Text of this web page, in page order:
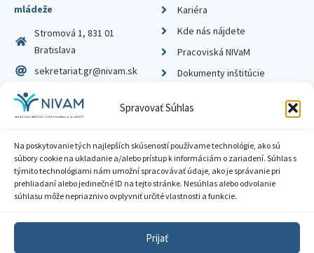
Spravovať Súhlas
Na poskytovanie tých najlepších skúseností používame technológie, ako sú
súbory cookie na ukladanie a/alebo prístup k informáciám o zariadení. Súhlas s
týmito technológiami nám umožní spracovávať údaje, ako je správanie pri
prehliadaní alebo jedinečné ID na tejto stránke. Nesúhlas alebo odvolanie
súhlasu môže nepriaznivo ovplyvniť určité vlastnosti a funkcie.
Prijať
mládeže
Stromová 1, 831 01
Bratislava
sekretariat.gr@nivam.sk
IČO: 00164348
DIČ: 2020798714
Kariéra
Kde nás nájdete
Pracoviská NIVaM
Dokumenty inštitúcie
Zásady ochrany súkromia
Sprístupnenie informácií